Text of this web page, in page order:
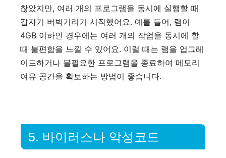
찮았지만, 여러 개의 프로그램을 동시에 실행할 때
갑자기 버벅거리기 시작했어요. 예를 들어, 램이
4GB 이하인 경우에는 여러 개의 작업을 동시에 할
때 불편함을 느낄 수 있어요. 이럴 때는 램을 업그레
이드하거나 불필요한 프로그램을 종료하여 메모리
여유 공간을 확보하는 방법이 좋습니다.
5. 바이러스나 악성코드